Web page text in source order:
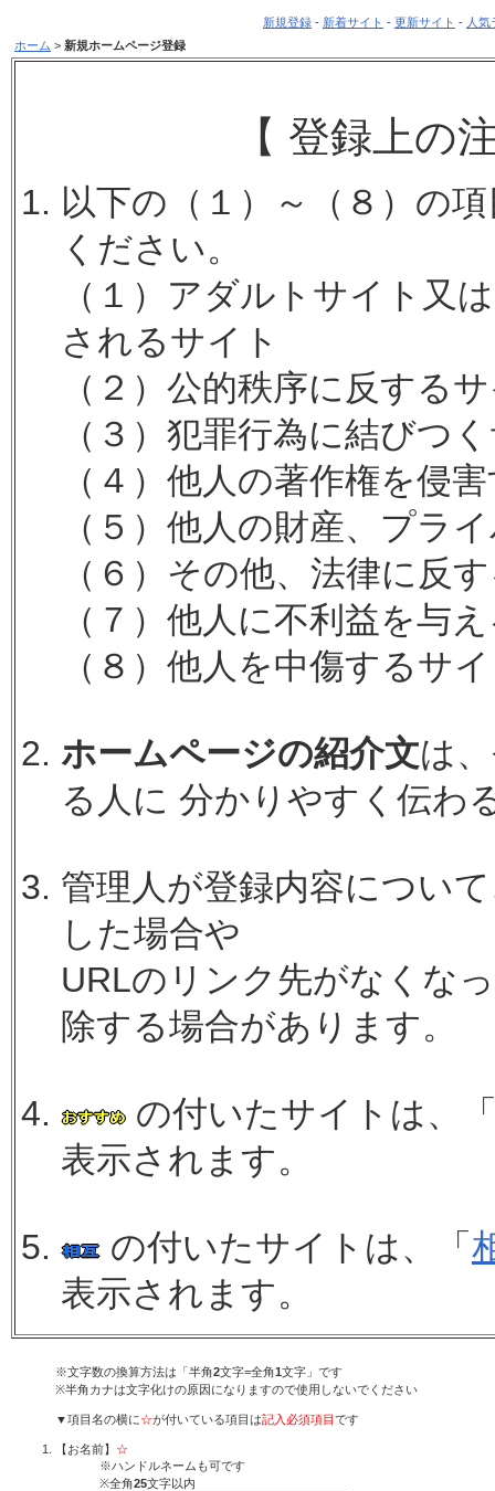
新規登録 - 新着サイト - 更新サイト - 人
ホーム > 新規ホームページ登録
【 登録上の
以下の（１）～（８）の
ください。
（１）アダルトサイト又
されるサイト
（２）公的秩序に反する
（３）犯罪行為に結びつ
（４）他人の著作権を侵
（５）他人の財産、プラ
（６）その他、法律に反
（７）他人に不利益を与
（８）他人を中傷するサ
ホームページの紹介文は
る人に 分かりやすく伝わ
管理人が登録内容につい
した場合や
URLのリンク先がなくな
除する場合があります。
の付いたサイトは、
表示されます。
の付いたサイトは、「
表示されます。
※文字数の換算方法は「半角2文字=全角1文字」です
※半角カナは文字化けの原因になりますので使用しないでください
▼項目名の横に☆が付いている項目は記入必須項目です
【お名前】 ☆
※ハンドルネームも可です
※全角25文字以内